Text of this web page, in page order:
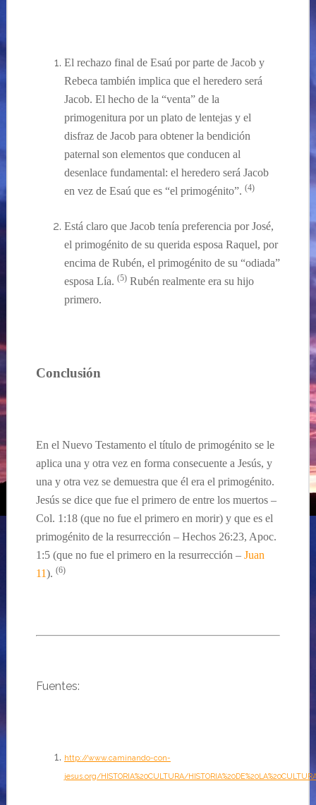
El rechazo final de Esaú por parte de Jacob y
Rebeca también implica que el heredero será
Jacob. El hecho de la “venta” de la
primogenitura por un plato de lentejas y el
disfraz de Jacob para obtener la bendición
paternal son elementos que conducen al
desenlace fundamental: el heredero será Jacob
en vez de Esaú que es “el primogénito”. (4)
Está claro que Jacob tenía preferencia por José,
el primogénito de su querida esposa Raquel, por
encima de Rubén, el primogénito de su “odiada”
esposa Lía. (5)Rubén realmente era su hijo
primero.
Conclusión
En el Nuevo Testamento el título de primogénito se le
aplica una y otra vez en forma consecuente a Jesús, y
una y otra vez se demuestra que él era el primogénito.
Jesús se dice que fue el primero de entre los muertos –
Col. 1:18 (que no fue el primero en morir) y que es el
primogénitode la resurrección –Hechos 26:23, Apoc.
1:5 (que no fue el primero en la resurrección – Juan
11). (6)
Fuentes:
http://www.caminando-con-
jesus.org/HISTORIA%20CULTURA/